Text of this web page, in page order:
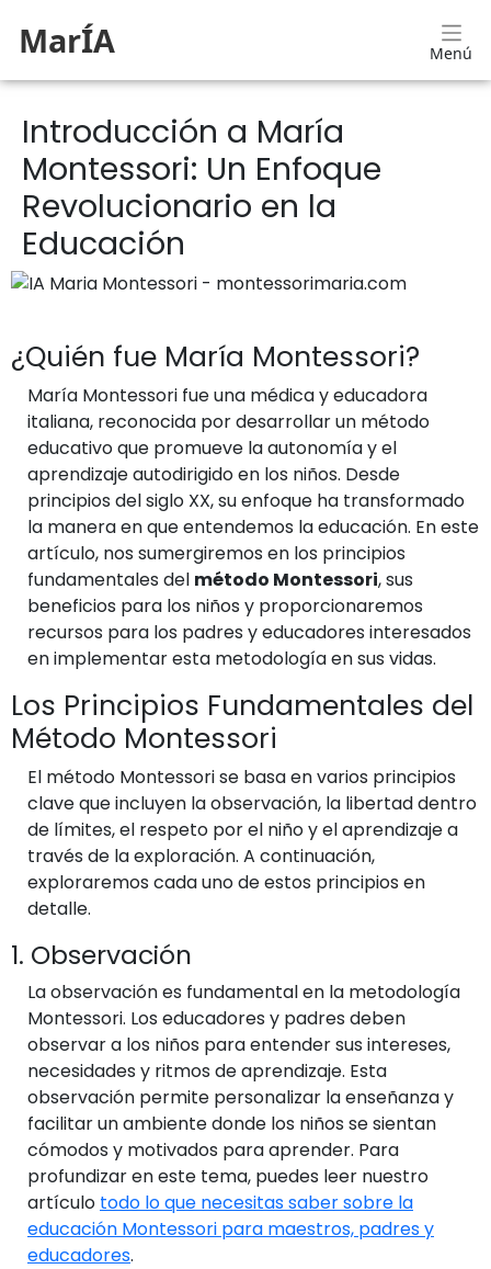
MarÍA Menú
Introducción a María
Montessori: Un Enfoque
Revolucionario en la
Educación
¿Quién fue María Montessori?
María Montessori fue una médica y educadora
italiana, reconocida por desarrollar un método
educativo que promueve la autonomía y el
aprendizaje autodirigido en los niños. Desde
principios del siglo XX, su enfoque ha transformado
la manera en que entendemos la educación. En este
artículo, nos sumergiremos en los principios
fundamentales del método Montessori, sus
beneficios para los niños y proporcionaremos
recursos para los padres y educadores interesados
en implementar esta metodología en sus vidas.
Los Principios Fundamentales del
Método Montessori
El método Montessori se basa en varios principios
clave que incluyen la observación, la libertad dentro
de límites, el respeto por el niño y el aprendizaje a
través de la exploración. A continuación,
exploraremos cada uno de estos principios en
detalle.
1. Observación
La observación es fundamental en la metodología
Montessori. Los educadores y padres deben
observar a los niños para entender sus intereses,
necesidades y ritmos de aprendizaje. Esta
observación permite personalizar la enseñanza y
facilitar un ambiente donde los niños se sientan
cómodos y motivados para aprender. Para
profundizar en este tema, puedes leer nuestro
artículo todo lo que necesitas saber sobre la
educación Montessori para maestros, padres y
educadores.